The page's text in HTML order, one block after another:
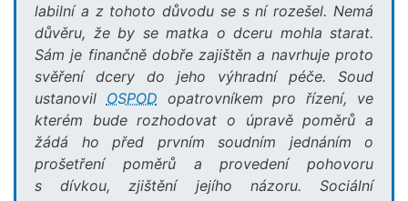
labilní a z tohoto důvodu se s ní rozešel. Nemá
důvěru, že by se matka o dceru mohla starat.
Sám je finančně dobře zajištěn a navrhuje proto
svěření dcery do jeho výhradní péče. Soud
ustanovil OSPOD opatrovníkem pro řízení, ve
kterém bude rozhodovat o úpravě poměrů a
žádá ho před prvním soudním jednáním o
prošetření poměrů a provedení pohovoru
s dívkou, zjištění jejího názoru. Sociální